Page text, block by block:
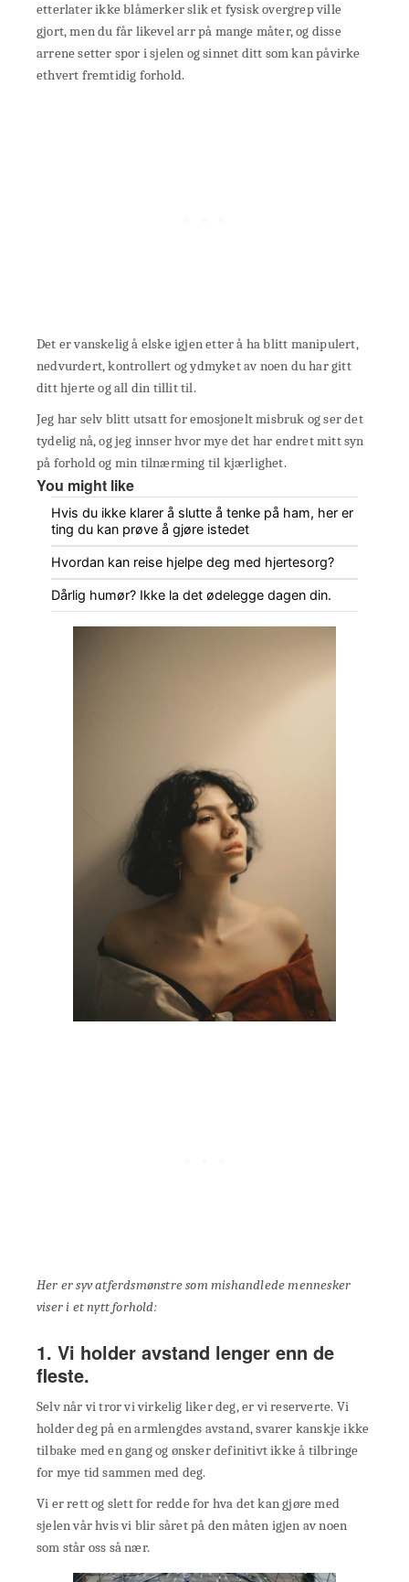
etterlater ikke blåmerker slik et fysisk overgrep ville
gjort, men du får likevel arr på mange måter, og disse
arrene setter spor i sjelen og sinnet ditt som kan påvirke
ethvert fremtidig forhold.
Det er vanskelig å elske igjen etter å ha blitt manipulert,
nedvurdert, kontrollert og ydmyket av noen du har gitt
ditt hjerte og all din tillit til.
Jeg har selv blitt utsatt for emosjonelt misbruk og ser det
tydelig nå, og jeg innser hvor mye det har endret mitt syn
på forhold og min tilnærming til kjærlighet.
You might like
Hvis du ikke klarer å slutte å tenke på ham, her er
ting du kan prøve å gjøre istedet
Hvordan kan reise hjelpe deg med hjertesorg?
Dårlig humør? Ikke la det ødelegge dagen din.
Her er syv atferdsmønstre som mishandlede mennesker
viser i et nytt forhold:
1. Vi holder avstand lenger enn de
fleste.
Selv når vi tror vi virkelig liker deg, er vi reserverte. Vi
holder deg på en armlengdes avstand, svarer kanskje ikke
tilbake med en gang og ønsker definitivt ikke å tilbringe
for mye tid sammen med deg.
Vi er rett og slett for redde for hva det kan gjøre med
sjelen vår hvis vi blir såret på den måten igjen av noen
som står oss så nær.